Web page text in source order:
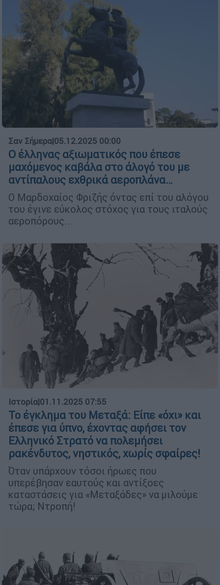
Σαν Σήμερα|05.12.2025 00:00
Ο έλληνας αξιωματικός που έπεσε
μαχόμενος καβάλα στο άλογό του με
αντίπαλους εχθρικά αεροπλάνα…
Ο Μαρδοχαίος Φριζής όντας επί του αλόγου
του έγινε εύκολος στόχος για τους ιταλούς
αεροπόρους...
Ιστορία|01.11.2025 07:55
Το έγκλημα του Μεταξά: Είπε «όχι» και
έπεσε για ύπνο, έχοντας αφήσει τον
Ελληνικό Στρατό να πολεμήσει
ρακένδυτος, νηστικός, χωρίς σφαίρες!
Όταν υπάρχουν τόσοι ήρωες που
υπερέβησαν εαυτούς και αντίξοες
καταστάσεις για «Μεταξάδες» να μιλούμε
τώρα; Ντροπή!